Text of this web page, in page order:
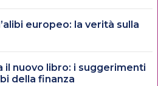
europeo: la verità sulla
il nuovo libro: i suggerimenti
della finanza